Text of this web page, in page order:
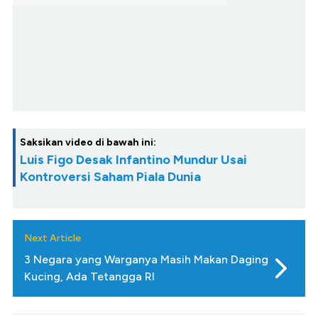
Saksikan video di bawah ini:
Luis Figo Desak Infantino Mundur Usai
Kontroversi Saham Piala Dunia
Next Article
3 Negara yang Warganya Masih Makan Daging
Kucing, Ada Tetangga RI